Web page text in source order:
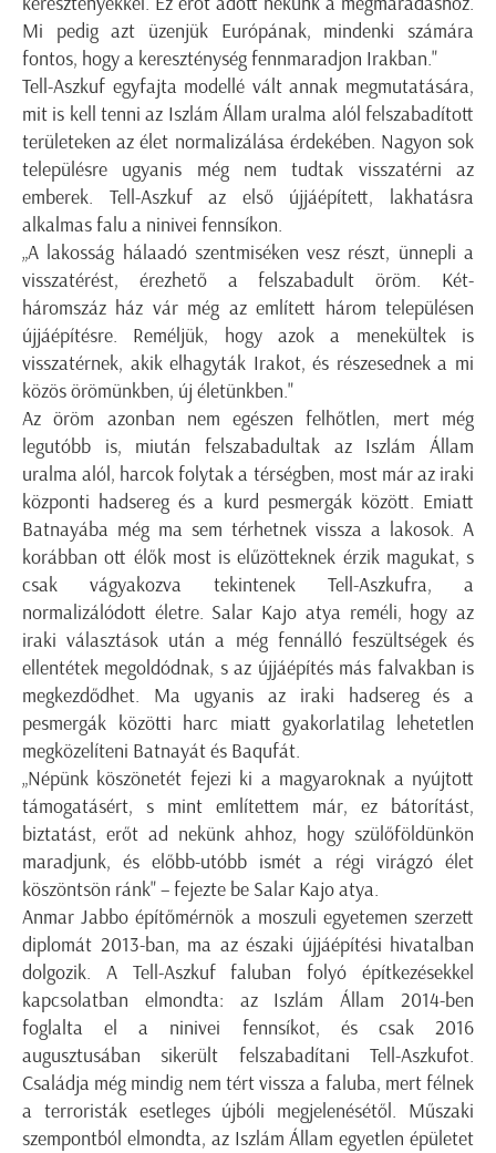
Mi pedig azt üzenjük Európának, mindenki számára
fontos, hogy a kereszténység fennmaradjon Irakban."
Tell-Aszkuf egyfajta modellé vált annak megmutatására,
mit is kell tenni az Iszlám Állam uralma alól felszabadított
területeken az élet normalizálása érdekében. Nagyon sok
településre ugyanis még nem tudtak visszatérni az
emberek. Tell-Aszkuf az első újjáépített, lakhatásra
alkalmas falu a ninivei fennsíkon.
„A lakosság hálaadó szentmiséken vesz részt, ünnepli a
visszatérést, érezhető a felszabadult öröm. Két-
háromszáz ház vár még az említett három településen
újjáépítésre. Reméljük, hogy azok a menekültek is
visszatérnek, akik elhagyták Irakot, és részesednek a mi
közös örömünkben, új életünkben."
Az öröm azonban nem egészen felhőtlen, mert még
legutóbb is, miután felszabadultak az Iszlám Állam
uralma alól, harcok folytak a térségben, most már az iraki
központi hadsereg és a kurd pesmergák között. Emiatt
Batnayába még ma sem térhetnek vissza a lakosok. A
korábban ott élők most is elűzötteknek érzik magukat, s
csak vágyakozva tekintenek Tell-Aszkufra, a
normalizálódott életre. Salar Kajo atya reméli, hogy az
iraki választások után a még fennálló feszültségek és
ellentétek megoldódnak, s az újjáépítés más falvakban is
megkezdődhet. Ma ugyanis az iraki hadsereg és a
pesmergák közötti harc miatt gyakorlatilag lehetetlen
megközelíteni Batnayát és Baqufát.
„Népünk köszönetét fejezi ki a magyaroknak a nyújtott
támogatásért, s mint említettem már, ez bátorítást,
biztatást, erőt ad nekünk ahhoz, hogy szülőföldünkön
maradjunk, és előbb-utóbb ismét a régi virágzó élet
köszöntsön ránk" – fejezte be Salar Kajo atya.
Anmar Jabbo építőmérnök a moszuli egyetemen szerzett
diplomát 2013-ban, ma az északi újjáépítési hivatalban
dolgozik. A Tell-Aszkuf faluban folyó építkezésekkel
kapcsolatban elmondta: az Iszlám Állam 2014-ben
foglalta el a ninivei fennsíkot, és csak 2016
augusztusában sikerült felszabadítani Tell-Aszkufot.
Családja még mindig nem tért vissza a faluba, mert félnek
a terroristák esetleges újbóli megjelenésétől. Műszaki
szempontból elmondta, az Iszlám Állam egyetlen épületet